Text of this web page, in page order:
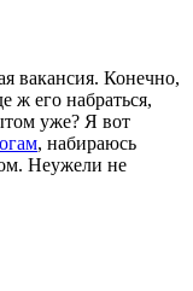
вакансия. Конечно,
ж его набраться,
уже? Я вот
, набираюсь
Неужели не